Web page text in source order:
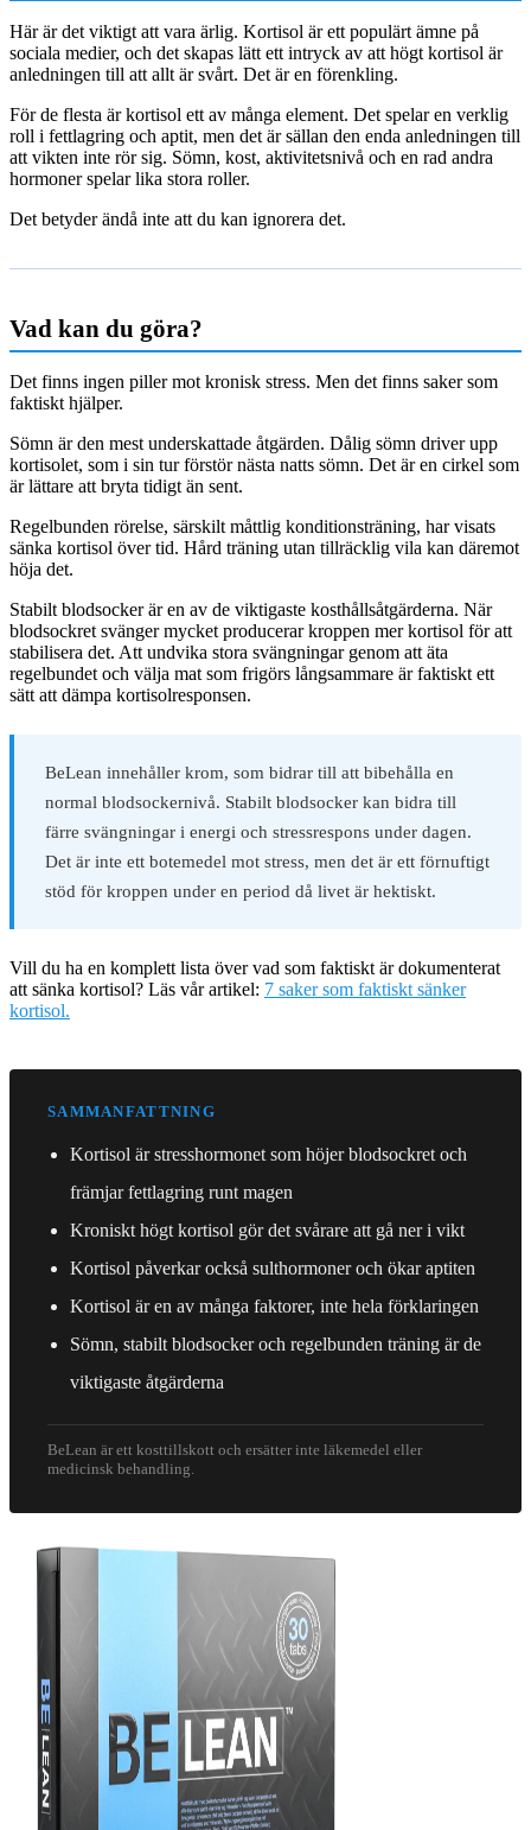
Här är det viktigt att vara ärlig. Kortisol är ett populärt ämne på
sociala medier, och det skapas lätt ett intryck av att högt kortisol är
anledningen till att allt är svårt. Det är en förenkling.
För de flesta är kortisol ett av många element. Det spelar en verklig
roll i fettlagring och aptit, men det är sällan den enda anledningen till
att vikten inte rör sig. Sömn, kost, aktivitetsnivå och en rad andra
hormoner spelar lika stora roller.
Det betyder ändå inte att du kan ignorera det.
Vad kan du göra?
Det finns ingen piller mot kronisk stress. Men det finns saker som
faktiskt hjälper.
Sömn är den mest underskattade åtgärden. Dålig sömn driver upp
kortisolet, som i sin tur förstör nästa natts sömn. Det är en cirkel som
är lättare att bryta tidigt än sent.
Regelbunden rörelse, särskilt måttlig konditionsträning, har visats
sänka kortisol över tid. Hård träning utan tillräcklig vila kan däremot
höja det.
Stabilt blodsocker är en av de viktigaste kosthållsåtgärderna. När
blodsockret svänger mycket producerar kroppen mer kortisol för att
stabilisera det. Att undvika stora svängningar genom att äta
regelbundet och välja mat som frigörs långsammare är faktiskt ett
sätt att dämpa kortisolresponsen.
BeLean innehåller krom, som bidrar till att bibehålla en
normal blodsockernivå. Stabilt blodsocker kan bidra till
färre svängningar i energi och stressrespons under dagen.
Det är inte ett botemedel mot stress, men det är ett förnuftigt
stöd för kroppen under en period då livet är hektiskt.
Vill du ha en komplett lista över vad som faktiskt är dokumenterat
att sänka kortisol? Läs vår artikel: 7 saker som faktiskt sänker
kortisol.
SAMMANFATTNING
Kortisol är stresshormonet som höjer blodsockret och
främjar fettlagring runt magen
Kroniskt högt kortisol gör det svårare att gå ner i vikt
Kortisol påverkar också sulthormoner och ökar aptiten
Kortisol är en av många faktorer, inte hela förklaringen
Sömn, stabilt blodsocker och regelbunden träning är de
viktigaste åtgärderna
BeLean är ett kosttillskott och ersätter inte läkemedel eller
medicinsk behandling.